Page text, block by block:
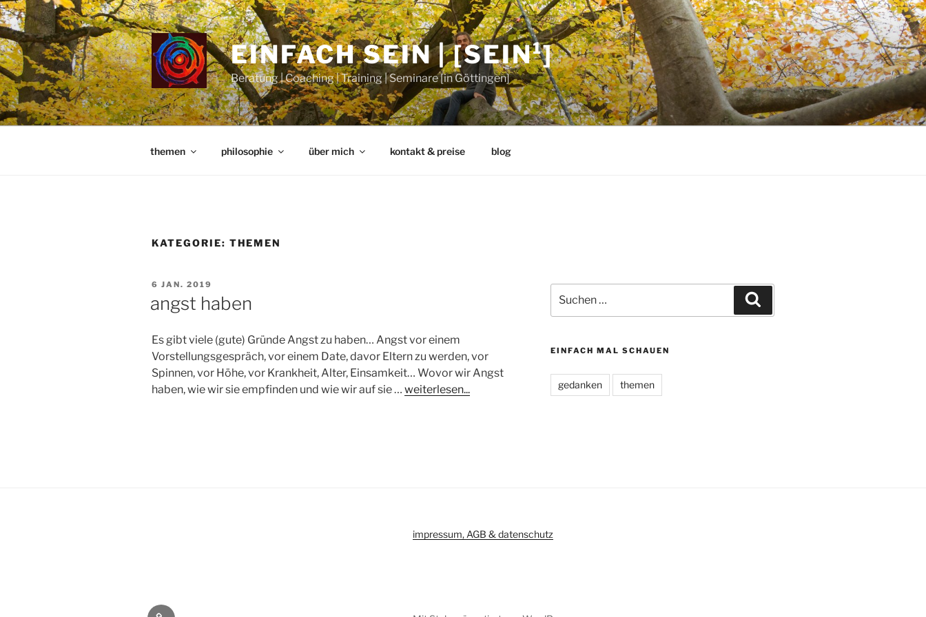
Zum
Inhalt
springen
EINFACH SEIN | [SEIN¹]
Beratung | Coaching | Training | Seminare [in Göttingen]
themen philosophie über mich kontakt & preise blog
KATEGORIE: THEMEN
VERÖFFENTLICHT
6 JAN. 2019
angst haben
Es gibt viele (gute) Gründe Angst zu haben… Angst vor einem
Vorstellungsgespräch, vor einem Date, davor Eltern zu werden, vor
Spinnen, vor Höhe, vor Krankheit, Alter, Einsamkeit… Wovor wir Angst
haben, wie wir sie empfinden und wie wir auf sie … weiterlesen...
nach:
EINFACH MAL SCHAUEN
gedanken themen
impressum, AGB & datenschutz
Impressum,